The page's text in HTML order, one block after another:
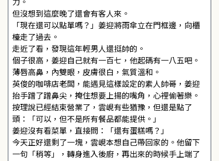
但沒想到這麼晚了還會有客人來。
「現在還可以點單嗎？」姜迎將雨傘立在門框邊，向櫃
檯走了過去。
走近了看，發現這年輕男人還挺帥的。
個子很高，姜迎自己就有一百七，他起碼有一八五吧。
薄唇高鼻，內雙眼，皮膚很白，氣質溫和。
英俊的咖啡店老闆，能遇見這樣設定的素人帥哥，姜迎
抬手蹭了蹭鼻尖，掩住想要上揚的嘴角，心裡偷著樂。
按理說已經結束營業了，雲峴有些猶豫，但還是點了
頭：「可以，但不是所有餐品都能提供。」
姜迎沒有看菜單，直接問：「還有蛋糕嗎？」
今天正好還剩了一塊，雲峴本想自己帶回家的。他留下
一句「稍等」，轉身進入後廚，再出來的時候手上端了